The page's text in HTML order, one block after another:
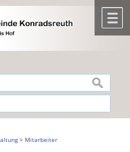
springen.
suchen
> Mitarbeiter